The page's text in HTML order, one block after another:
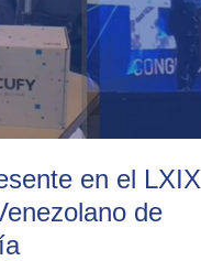
en el LXIX
de